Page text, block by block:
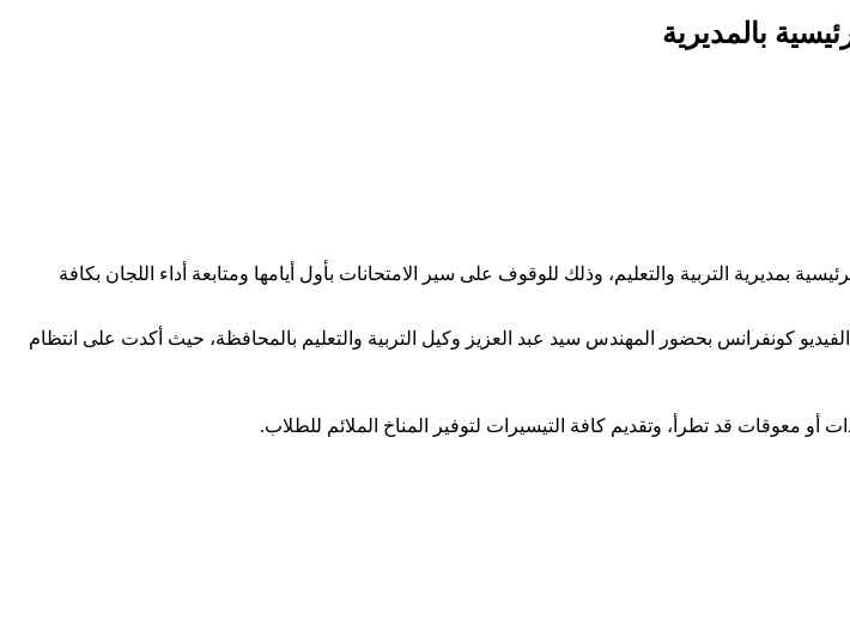
بالمديرية
بمديرية التربية والتعليم، وذلك للوقوف على سير الامتحانات بأول أيامها ومتابعة أداء اللجان بكافة
كونفرانس بحضور المهندس سيد عبد العزيز وكيل التربية والتعليم بالمحافظة، حيث أكدت على انتظام
معوقات قد تطرأ، وتقديم كافة التيسيرات لتوفير المناخ الملائم للطلاب.